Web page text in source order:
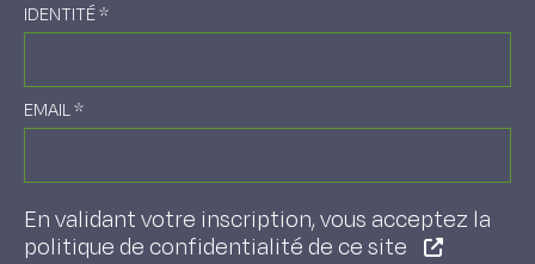
IDENTITÉ*
EMAIL*
En validant votre inscription, vous acceptez la
politique de confidentialité de ce site